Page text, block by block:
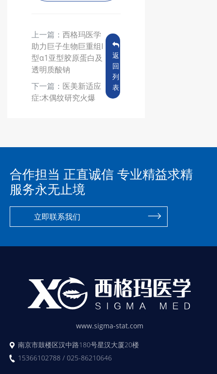
上一篇： 西格玛医学
助力巨子生物巨重组I
型α1亚型胶原蛋白及
透明质酸钠
下一篇： 医美新适应
症:木偶纹研究火爆
返
回
列
表
合作担当 正直诚信 专业精益求精
服务永无止境
立即联系我们
www.sigma-stat.com
南京市鼓楼区汉中路180号星汉大厦20楼
15366102788 / 025-86210646